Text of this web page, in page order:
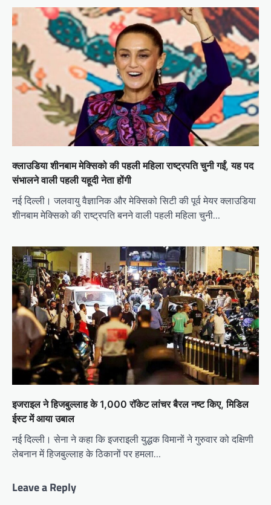
क्लाउडिया शीनबाम मेक्सिको की पहली महिला राष्ट्रपति चुनी गईं, यह पद
संभालने वाली पहली यहूदी नेता होंगी
नई दिल्ली। जलवायु वैज्ञानिक और मेक्सिको सिटी की पूर्व मेयर क्लाउडिया
शीनबाम मेक्सिको की राष्ट्रपति बनने वाली पहली महिला चुनी…
इजराइल ने हिजबुल्लाह के 1,000 रॉकेट लांचर बैरल नष्ट किए, मिडिल
ईस्ट में आया उबाल
नई दिल्ली। सेना ने कहा कि इजराइली युद्धक विमानों ने गुरुवार को दक्षिणी
लेबनान में हिजबुल्लाह के ठिकानों पर हमला…
Leave a Reply